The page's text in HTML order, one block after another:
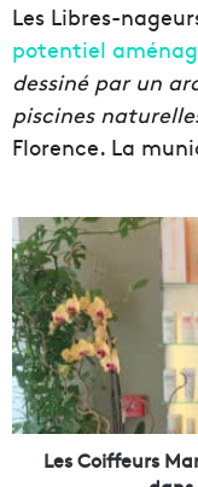
Les Libres-
potentiel
dessiné par un
piscines
Florence. La
L
e
s
C
o
i
f
f
e
Les Coiffeurs